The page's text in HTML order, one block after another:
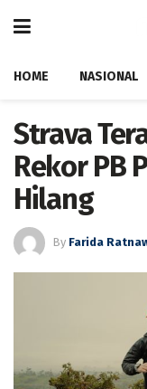
HOME NASIONAL
Strava
Rekor PB
Hilang
By Farida